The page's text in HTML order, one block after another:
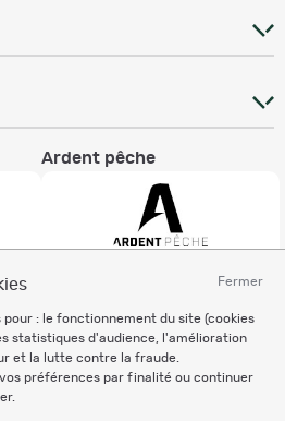
Fermer
pour : le fonctionnement du site (cookies
statistiques d'audience, l'amélioration
et la lutte contre la fraude.
préférences par finalité ou continuer
Ardent pêche